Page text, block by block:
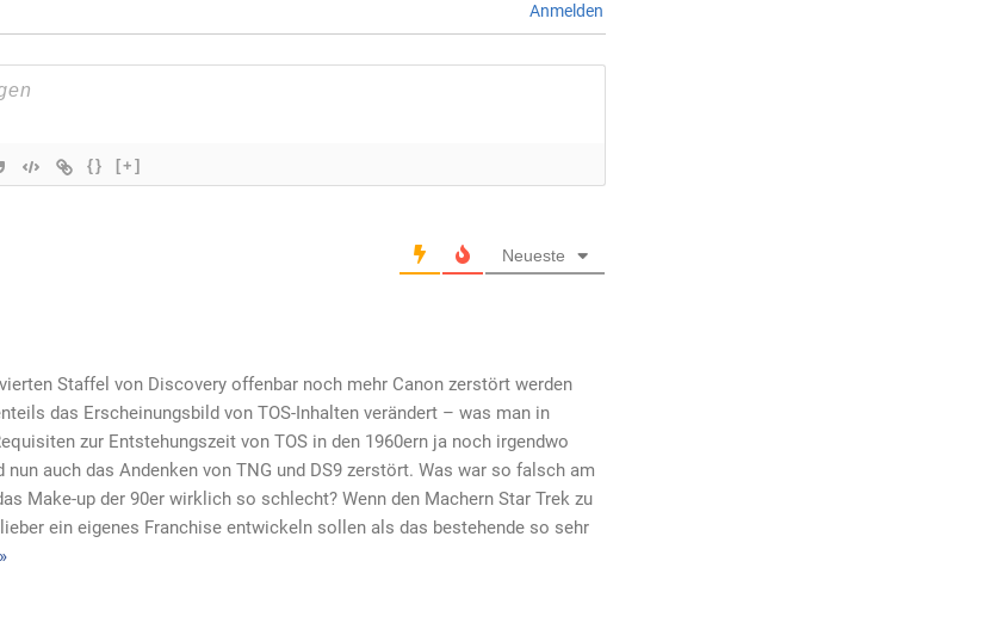
Anmelden
{} [+]
Neueste
Staffel von Discovery offenbar noch mehr Canon zerstört werden
das Erscheinungsbild von TOS-Inhalten verändert – was man in
zur Entstehungszeit von TOS in den 1960ern ja noch irgendwo
auch das Andenken von TNG und DS9 zerstört. Was war so falsch am
Make-up der 90er wirklich so schlecht? Wenn den Machern Star Trek zu
ein eigenes Franchise entwickeln sollen als das bestehende so sehr